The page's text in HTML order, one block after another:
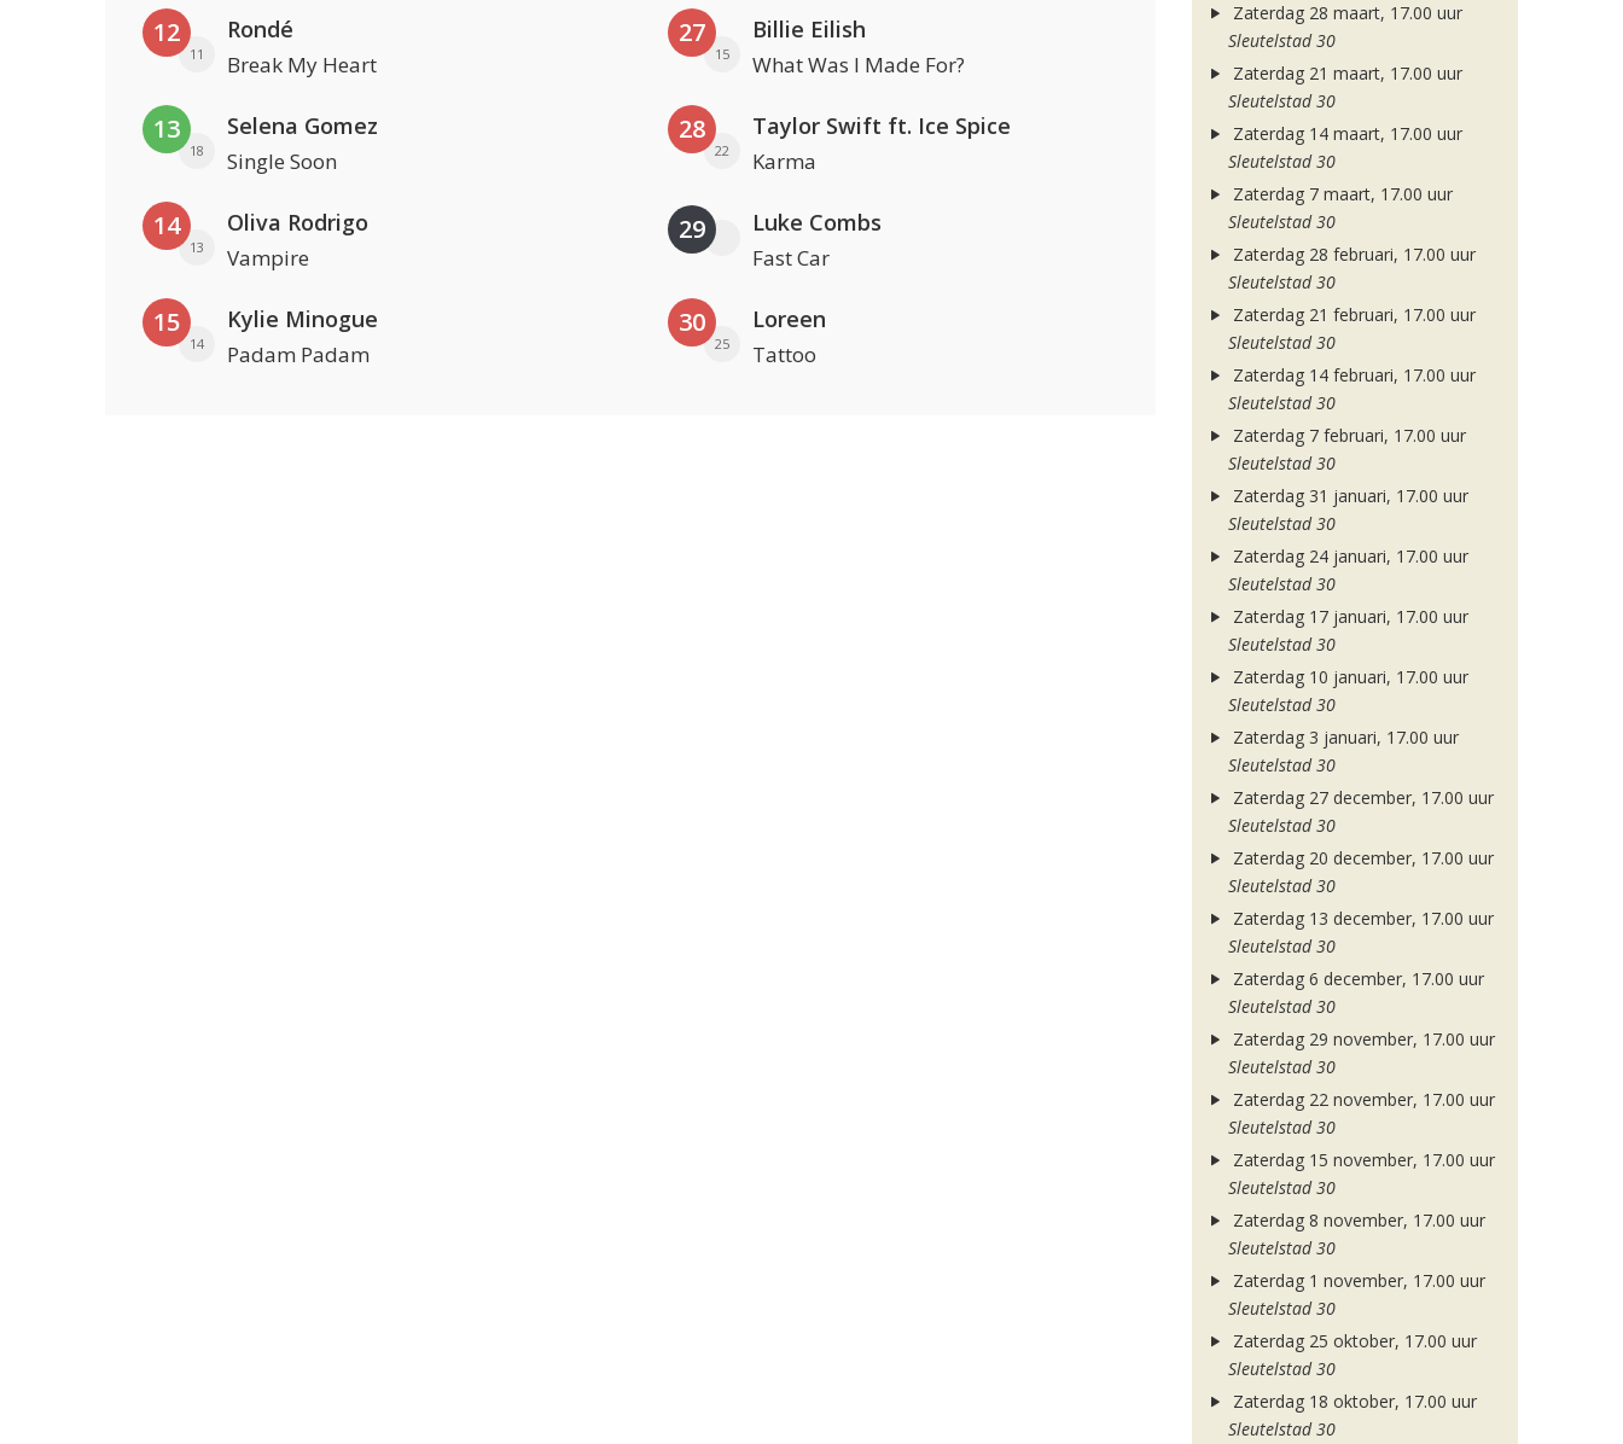
12
11
Rondé
Break My Heart
13
18
Selena Gomez
Single Soon
14
13
Oliva Rodrigo
Vampire
15
14
Kylie Minogue
Padam Padam
27
15
Billie Eilish
What Was I Made For?
28
22
Taylor Swift ft. Ice Spice
Karma
29 Luke Combs
Fast Car
30
25
Loreen
Tattoo
Zaterdag 28 maart, 17.00 uur
Sleutelstad 30
Zaterdag 21 maart, 17.00 uur
Sleutelstad 30
Zaterdag 14 maart, 17.00 uur
Sleutelstad 30
Zaterdag 7 maart, 17.00 uur
Sleutelstad 30
Zaterdag 28 februari, 17.00 uur
Sleutelstad 30
Zaterdag 21 februari, 17.00 uur
Sleutelstad 30
Zaterdag 14 februari, 17.00 uur
Sleutelstad 30
Zaterdag 7 februari, 17.00 uur
Sleutelstad 30
Zaterdag 31 januari, 17.00 uur
Sleutelstad 30
Zaterdag 24 januari, 17.00 uur
Sleutelstad 30
Zaterdag 17 januari, 17.00 uur
Sleutelstad 30
Zaterdag 10 januari, 17.00 uur
Sleutelstad 30
Zaterdag 3 januari, 17.00 uur
Sleutelstad 30
Zaterdag 27 december, 17.00 uur
Sleutelstad 30
Zaterdag 20 december, 17.00 uur
Sleutelstad 30
Zaterdag 13 december, 17.00 uur
Sleutelstad 30
Zaterdag 6 december, 17.00 uur
Sleutelstad 30
Zaterdag 29 november, 17.00 uur
Sleutelstad 30
Zaterdag 22 november, 17.00 uur
Sleutelstad 30
Zaterdag 15 november, 17.00 uur
Sleutelstad 30
Zaterdag 8 november, 17.00 uur
Sleutelstad 30
Zaterdag 1 november, 17.00 uur
Sleutelstad 30
Zaterdag 25 oktober, 17.00 uur
Sleutelstad 30
Zaterdag 18 oktober, 17.00 uur
Sleutelstad 30